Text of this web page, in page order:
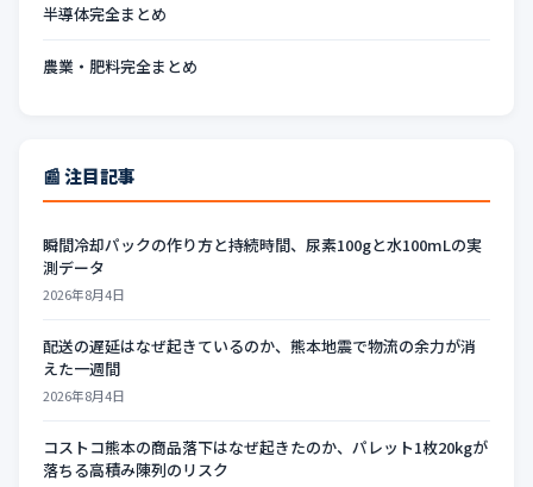
半導体完全まとめ
農業・肥料完全まとめ
📰 注目記事
瞬間冷却パックの作り方と持続時間、尿素100gと水100mLの実
測データ
2026年8月4日
配送の遅延はなぜ起きているのか、熊本地震で物流の余力が消
えた一週間
2026年8月4日
コストコ熊本の商品落下はなぜ起きたのか、パレット1枚20kgが
落ちる高積み陳列のリスク